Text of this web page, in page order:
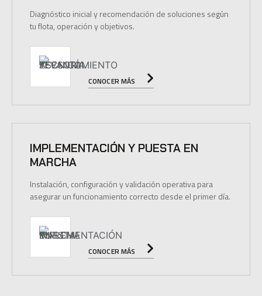
Diagnóstico inicial y recomendación de soluciones según
tu flota, operación y objetivos.
CONOCER MÁS
IMPLEMENTACIÓN Y PUESTA EN
MARCHA
Instalación, configuración y validación operativa para
asegurar un funcionamiento correcto desde el primer día.
CONOCER MÁS